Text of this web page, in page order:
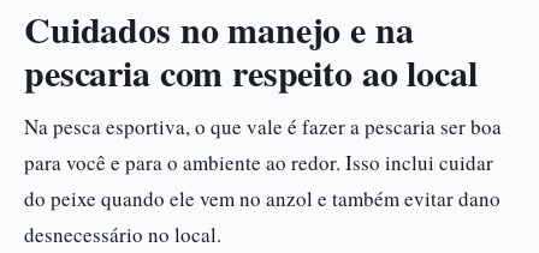
Cuidados no manejo e na
pescaria com respeito ao local
Na pesca esportiva, o que vale é fazer a pescaria ser boa
para você e para o ambiente ao redor. Isso inclui cuidar
do peixe quando ele vem no anzol e também evitar dano
desnecessário no local.